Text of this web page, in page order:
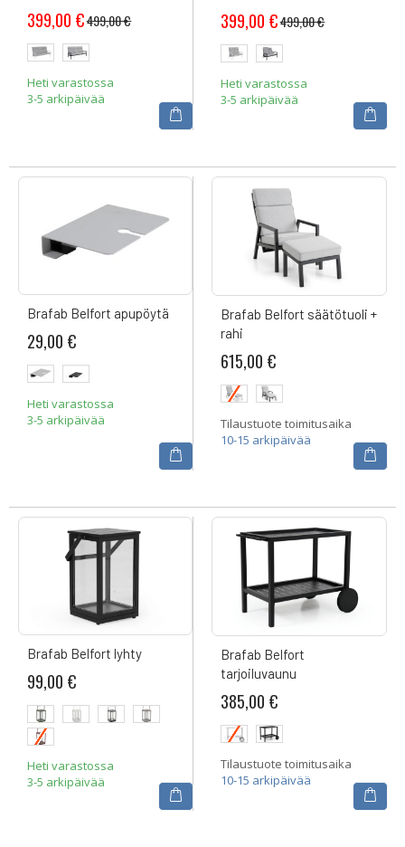
399,00 €499,00 €
Heti varastossa
3-5 arkipäivää
399,00 €499,00 €
Heti varastossa
3-5 arkipäivää
Brafab Belfort apupöytä
29,00 €
Heti varastossa
3-5 arkipäivää
Brafab Belfort säätötuoli +
rahi
615,00 €
Tilaustuote toimitusaika
10-15 arkipäivää
Brafab Belfort lyhty
99,00 €
Heti varastossa
3-5 arkipäivää
Brafab Belfort
tarjoiluvaunu
385,00 €
Tilaustuote toimitusaika
10-15 arkipäivää